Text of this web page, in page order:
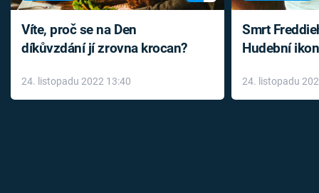
Víte, proč se na Den
díkůvzdání jí zrovna krocan?
24. listopadu 2022 13:40
Smrt
Hudební
léky
24. listopadu